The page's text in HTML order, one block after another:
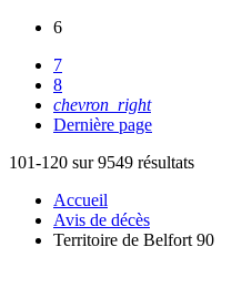
6
7
8
chevron_right
Dernière page
101-120 sur 9549 résultats
Accueil
Avis de décès
Territoire de Belfort 90